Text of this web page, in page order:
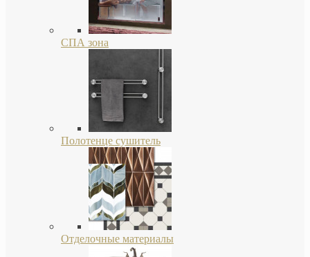
СПА зона
Полотенце сушитель
Отделочные материалы